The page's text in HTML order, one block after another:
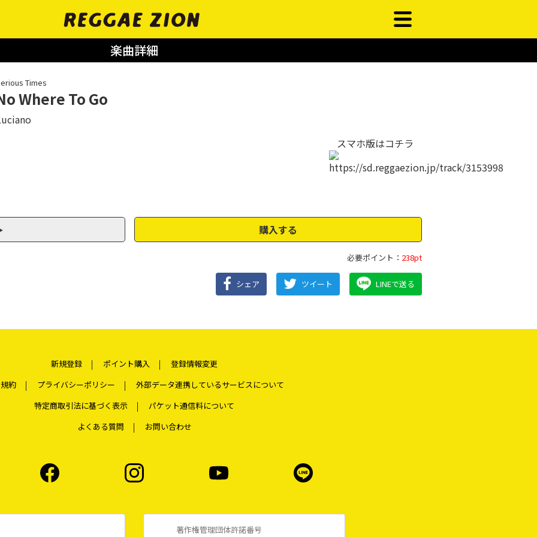
楽曲詳細
Times
Where To Go
スマホ版はコチラ
購入する
必要ポイント： 238pt
シェア ツイート LINEで送る
新規登録 ポイント購入
登録情報変更
約
プライバシーポリシー
外部データ連携しているサービスについて
特定商取引法に基づく表示
パケット通信料について
よくある質問
お問い合わせ
著作権管理団体許諾番号